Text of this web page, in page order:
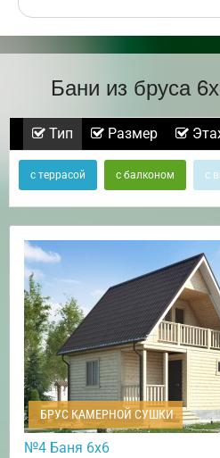
Бани из бруса
Тип Размер
с террасой с балконом с
БРУС КАМЕРНОЙ СУШКИ
№4 Баня 6х6